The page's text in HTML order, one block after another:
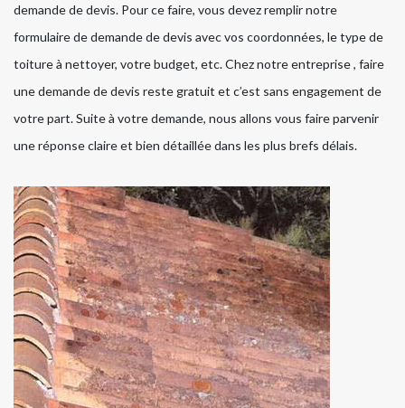
demande de devis. Pour ce faire, vous devez remplir notre
formulaire de demande de devis avec vos coordonnées, le type de
toiture à nettoyer, votre budget, etc. Chez notre entreprise , faire
une demande de devis reste gratuit et c’est sans engagement de
votre part. Suite à votre demande, nous allons vous faire parvenir
une réponse claire et bien détaillée dans les plus brefs délais.